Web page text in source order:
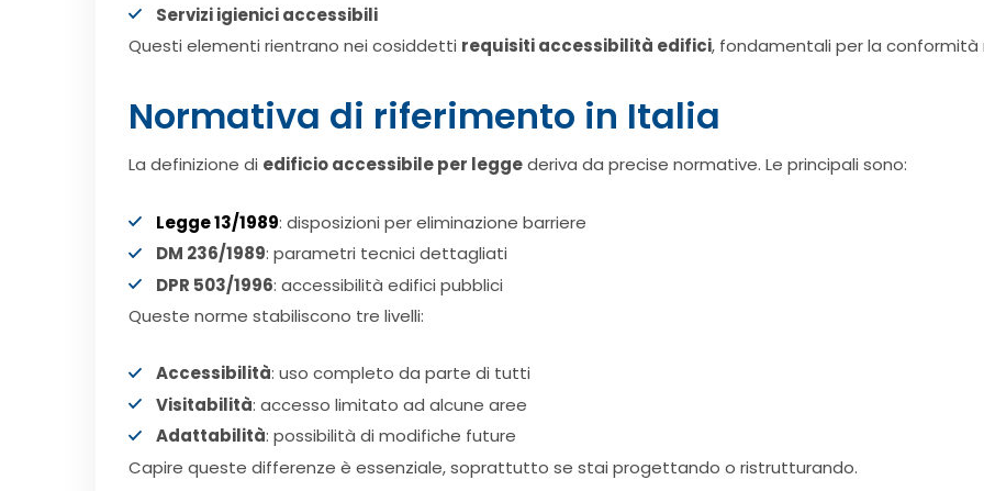
Servizi igienici accessibili
Questi elementi rientrano nei cosiddetti requisiti accessibilità edifici, fondamentali per la conformità
Normativa di riferimento in Italia
La definizione di edificio accessibile per leggederiva da precise normative. Le principali sono:
Legge 13/1989: disposizioni per eliminazione barriere
DM 236/1989: parametri tecnici dettagliati
DPR 503/1996: accessibilità edifici pubblici
Queste norme stabiliscono tre livelli:
Accessibilità: uso completo da parte di tutti
Visitabilità: accesso limitato ad alcune aree
Adattabilità: possibilità di modifiche future
Capire queste differenze è essenziale, soprattutto se stai progettando o ristrutturando.